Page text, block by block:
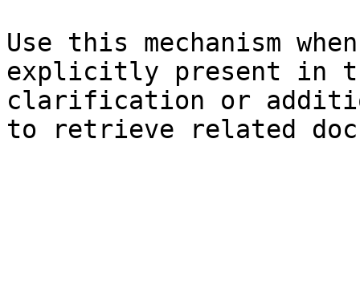
Use this mechanism
explicitly present in
clarification or